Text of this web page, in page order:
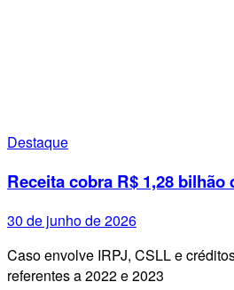
Destaque
Receita cobra R$ 1,28
30 de junho de 2026
Caso envolve IRPJ, CSLL e
referentes a 2022 e 2023